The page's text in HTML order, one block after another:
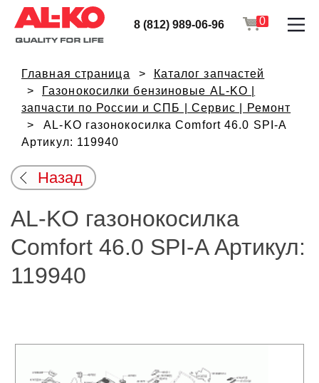
8 (812) 989-06-96 0
Главная страница
Каталог запчастей
Газонокосилки бензиновые AL-KO |
запчасти по России и СПБ | Сервис | Ремонт
AL-KO газонокосилка Comfort 46.0 SPI-A
Артикул: 119940
Назад
AL-KO газонокосилка
Comfort 46.0 SPI-A Артикул:
119940